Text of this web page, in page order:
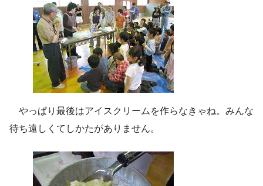
やっぱり最後はアイスクリームを作らなきゃね。みんな
待ち遠しくてしかたがありません。